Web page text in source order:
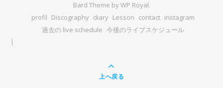
Bard Theme byWP Royal.
profil Discography diary Lesson contact instagram
過去の live schedule 今後のライブスケジュール
上へ戻る